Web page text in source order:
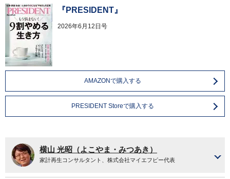
『PRESIDENT』
2026年6月12日号
AMAZONで購入する
PRESIDENT Storeで購入する
横山 光昭（よこやま・みつあき）
家計再生コンサルタント、株式会社マイエフピー代表